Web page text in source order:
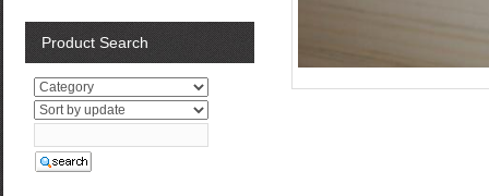
Product Search